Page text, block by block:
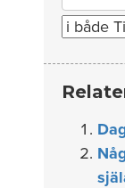
for: